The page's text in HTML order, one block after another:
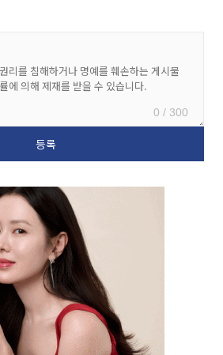
0 / 300